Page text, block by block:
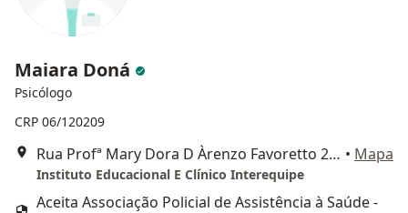
Maiara Doná
Psicólogo
CRP 06/120209
Rua Profª Mary Dora D Àrenzo Favoretto 201 Trujillo, Sorocaba • Mapa
Instituto Educacional E Clínico Interequipe
Aceita Associação Policial de Assistência à Saúde -